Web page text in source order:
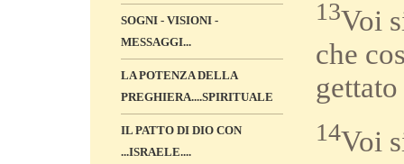
SOGNI - VISIONI -
MESSAGGI...
LA POTENZA DELLA
PREGHIERA....SPIRITUALE
IL PATTO DI DIO CON
...ISRAELE....
13Voi
che
14Voi